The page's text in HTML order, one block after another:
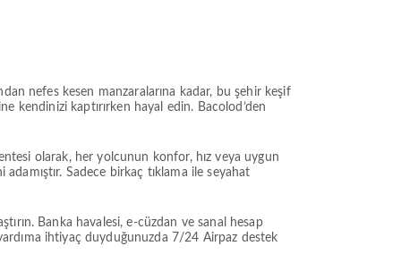
nefes kesen manzaralarına kadar, bu şehir keşif
kendinizi kaptırırken hayal edin. Bacolod’den
olarak, her yolcunun konfor, hız veya uygun
Sadece birkaç tıklama ile seyahat
Banka havalesi, e-cüzdan ve sanal hesap
ihtiyaç duyduğunuzda 7/24 Airpaz destek